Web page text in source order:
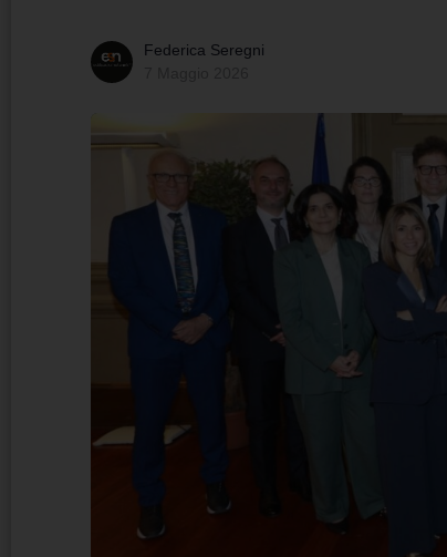
Federica Seregni